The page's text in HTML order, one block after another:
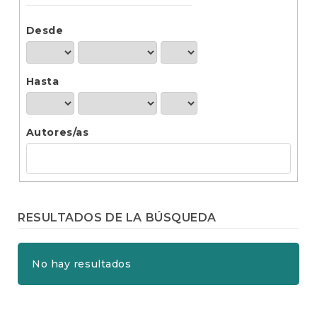
a
B
a
r
l
Desde
Hasta
Autores/as
RESULTADOS DE LA BÚSQUEDA
No hay resultados